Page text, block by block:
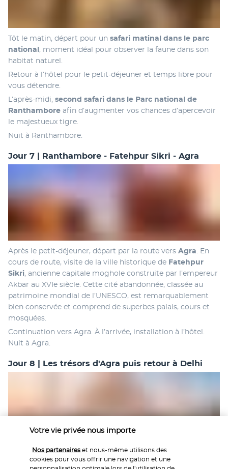
Tôt le matin, départ pour un safari matinal dans le parc
national , moment idéal pour observer la faune dans son
habitat naturel.
Retour à l’hôtel pour le petit-déjeuner et temps libre pour
vous détendre.
L’après-midi, second safari dans le Parc national de
Ranthambore afin d’augmenter vos chances d’apercevoir
le majestueux tigre.
Nuit à Ranthambore.
Jour 7 | Ranthambore - Fatehpur Sikri - Agra
Après le petit-déjeuner, départ par la route vers Agra. En
cours de route, visite de la ville historique de Fatehpur
Sikri, ancienne capitale moghole construite par l’empereur
Akbar au XVIe siècle. Cette cité abandonnée, classée au
patrimoine mondial de l’UNESCO, est remarquablement
bien conservée et comprend de superbes palais, cours et
mosquées.
Continuation vers Agra. À l’arrivée, installation à l’hôtel.
Nuit à Agra.
Jour 8 | Les trésors d'Agra puis retour à Delhi
Après le petit-déjeuner, quittez l'hôtel et visitez le Taj
Votre vie privée nous importe
Nos partenaires et nous-même utilisons des
cookies pour vous offrir une navigation et une